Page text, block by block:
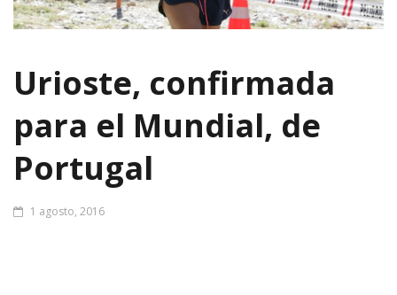
Urioste, confirmada
para el Mundial, de
Portugal
1 agosto, 2016